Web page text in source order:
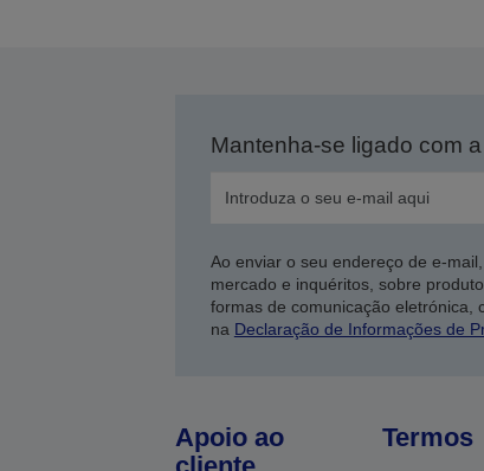
Mantenha-se ligado com
Ao enviar o seu endereço de e-
mercado e inquéritos, sobre
formas de comunicação eletrónica,
na Declaração de Informações de
Apoio ao
Termos